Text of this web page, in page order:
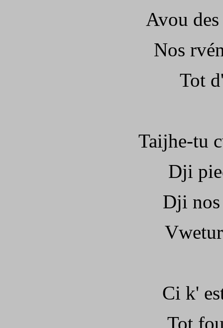
Avou des
Nos
Tot
Taijhe-tu
Dji
Dji
Ci k'
Tot